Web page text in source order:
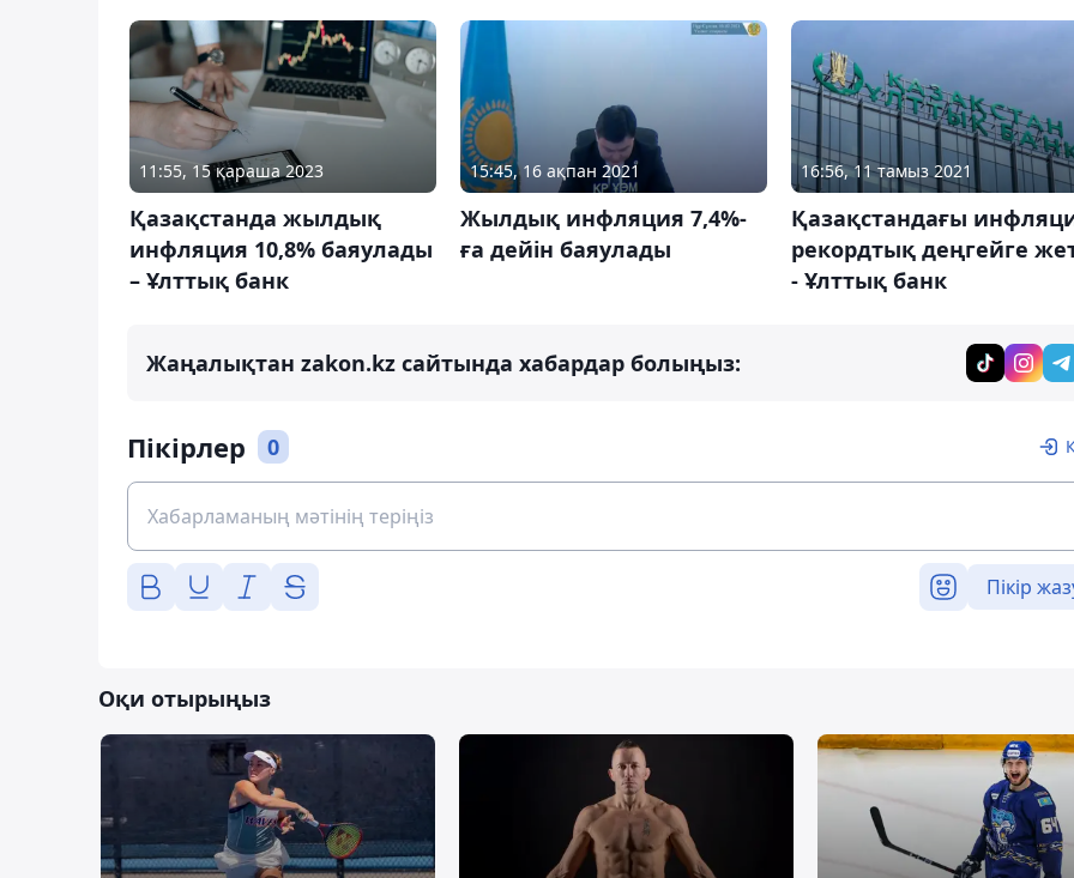
11:55, 15 қараша 2023
Қазақстанда жылдық
инфляция 10,8% баяулады
– Ұлттық банк
15:45, 16 ақпан 2021
Жылдық инфляция 7,4%-
ға дейін баяулады
16:56, 11 тамыз 2021
Қазақстандағы
рекордтық деңгейге
- Ұлттық банк
Жаңалықтан zakon.kz сайтында хабардар болыңыз:
Пікірлер 0
Пікір
Оқи отырыңыз